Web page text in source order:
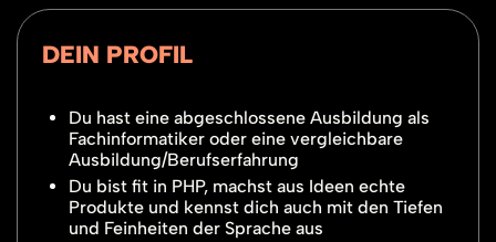
DEIN PROFIL
Du hast eine abgeschlossene Ausbildung als
Fachinformatiker oder eine vergleichbare
Ausbildung/Berufserfahrung
Du bist fit in PHP, machst aus Ideen echte
Produkte und kennst dich auch mit den Tiefen
und Feinheiten der Sprache aus